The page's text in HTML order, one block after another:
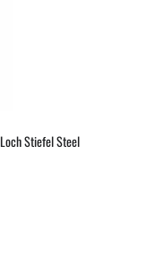
Stiefel Steel